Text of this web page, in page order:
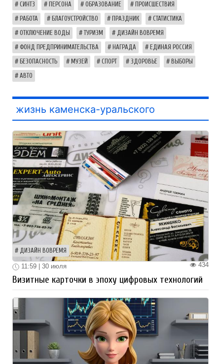
СИНТЗ ПЕРСОНА ОБРАЗОВАНИЕ ПРОИСШЕСТВИЯ
РАБОТА БЛАГОУСТРОЙСТВО ПРАЗДНИК СТАТИСТИКА
ОТКЛЮЧЕНИЕ ВОДЫ ТУРИЗМ ДИЗАЙН ВОВРЕМЯ
ФОНД ПРЕДПРИНИМАТЕЛЬСТВА НАГРАДА ЕДИНАЯ РОССИЯ
БЕЗОПАСНОСТЬ МУЗЕЙ СПОРТ ЗДОРОВЬЕ ВЫБОРЫ
АВТО
жизнь каменска-уральского
ДИЗАЙН ВОВРЕМЯ
434
11:59 | 30 июля
Визитные карточки в эпоху цифровых технологий